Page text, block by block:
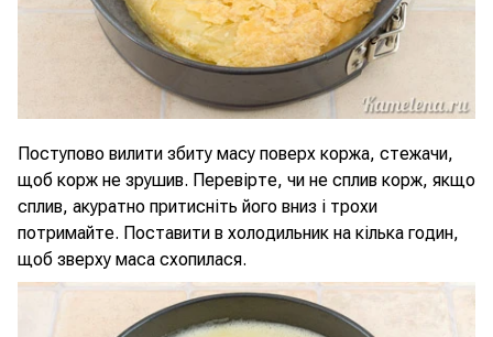
Поступово вилити збиту масу поверх коржа, стежачи,
щоб корж не зрушив. Перевірте, чи не сплив корж, якщо
сплив, акуратно притисніть його вниз і трохи
потримайте. Поставити в холодильник на кілька годин,
щоб зверху маса схопилася.